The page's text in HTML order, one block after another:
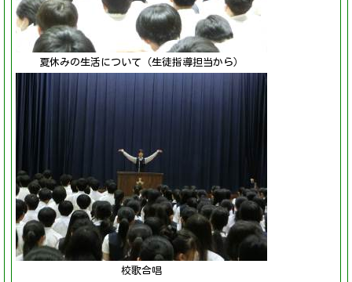
夏休みの生活について（生徒指導担当から）
校歌合唱